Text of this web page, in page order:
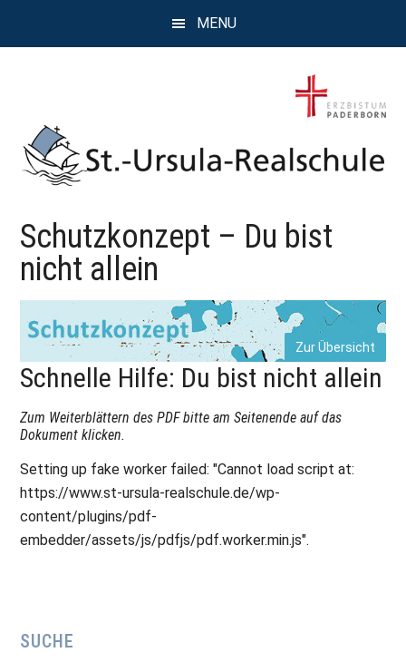
MENU
St.
Ursula
Realschule
Attendorn
Kompetenz,
Persönlichkeit,
Chancen
Schutzkonzept – Du bist
nicht allein
Zur Übersicht
Schnelle Hilfe: Du bist nicht allein
Zum Weiterblättern des PDF bitte am Seitenende auf das
Dokument klicken.
Setting up fake worker failed: "Cannot load script at:
https://www.st-ursula-realschule.de/wp-
content/plugins/pdf-
embedder/assets/js/pdfjs/pdf.worker.min.js".
Seitenspalte
SUCHE